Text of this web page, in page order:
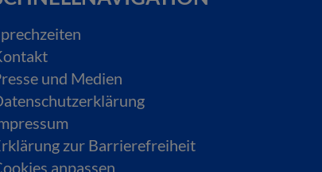
und Medien
zur Barrierefreiheit
anpassen